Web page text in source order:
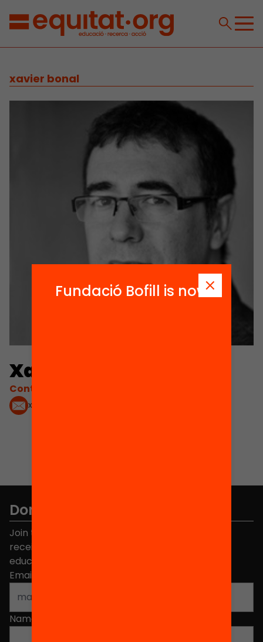
xavier bonal
Xavier Bonal
Contacta'm:
xavier.bonal@uab.cat
Don't miss anything.
Join the more than 40,000 people who already
receive news about initiatives and projects for
educational change in Catalonia.
Email address
Name
Fundació Bofill is now